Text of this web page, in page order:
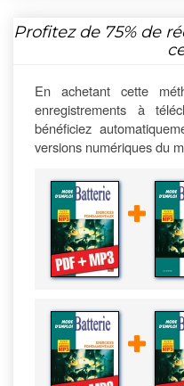
Profitez de 75%de
En achetant cette
enregistrements à
bénéficiez
versions numériques du